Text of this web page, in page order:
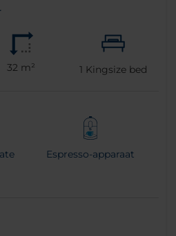
32 m² 1 Kingsize bed
Espresso-apparaat